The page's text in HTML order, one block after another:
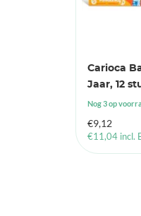
Carioca
Jaar, 12
Nog 3 op
€9,12
€11,04 incl.